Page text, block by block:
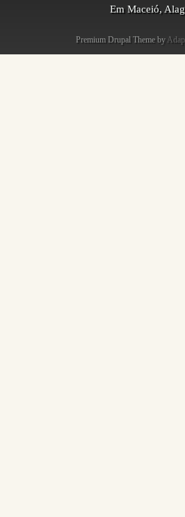
Em Maceió,
Premium Drupal Theme by